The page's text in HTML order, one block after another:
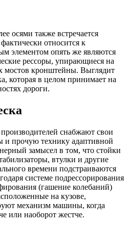
осями также встречается
относится к
элементом опять же являются
рессоры, упирающиеся на
мостов кронштейны. Выглядит
которая в целом принимает на
дороги.
снабжают свои
и прочую технику адаптивной
замысел в том, что стойки
втулки и другие
времени подстраиваются
системе подрессорирования
(гашение колебаний)
на кузове,
механизм машины, когда
или наоборот жестче.